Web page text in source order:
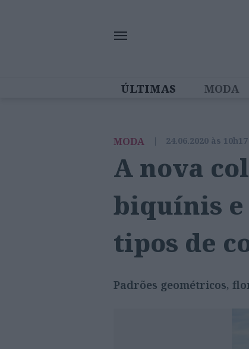
ÚLTIMAS MODA
MODA | 24.06.2020 às 10h17
A nova
biquínis e
tipos de
Padrões geométricos,